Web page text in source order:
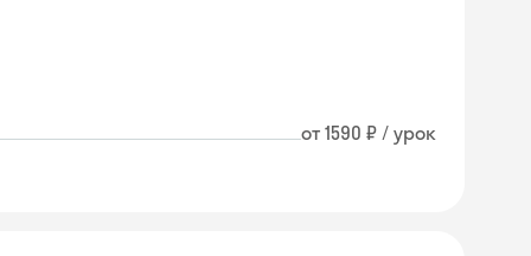
от 1590 ₽ / урок